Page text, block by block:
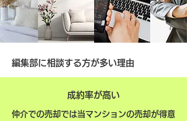
編集部に相談する方が多い理由
成約率が高い
仲介での売却では当マンションの売却が得意